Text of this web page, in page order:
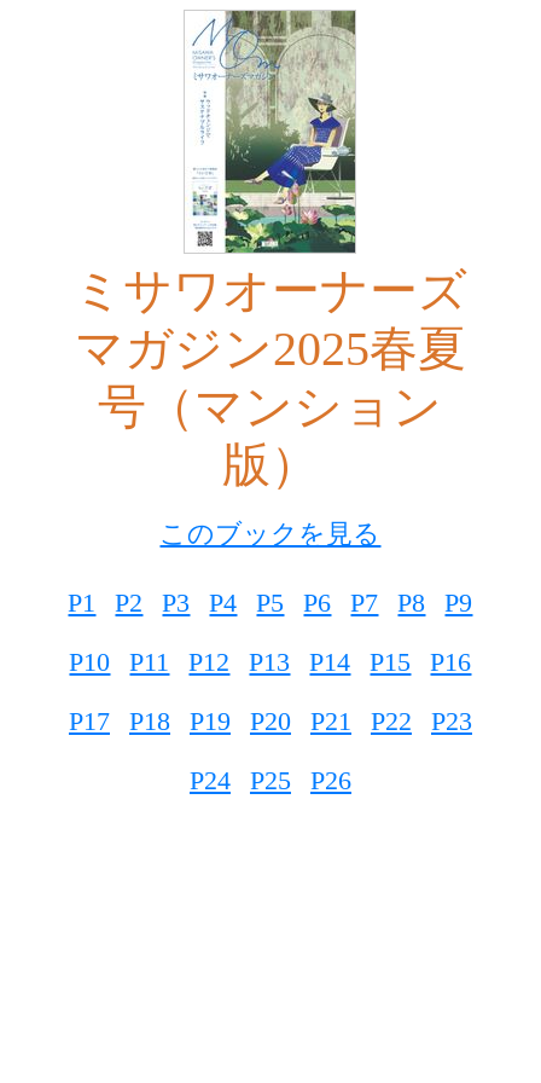
ミサワオーナーズ
マガジン2025春夏
号（マンション
版）
このブックを見る
P1 P2 P3 P4 P5 P6 P7 P8
P9
P10
P11 P12 P13 P14 P15
P16
P17
P18 P19 P20 P21 P22
P23
P24
P25 P26